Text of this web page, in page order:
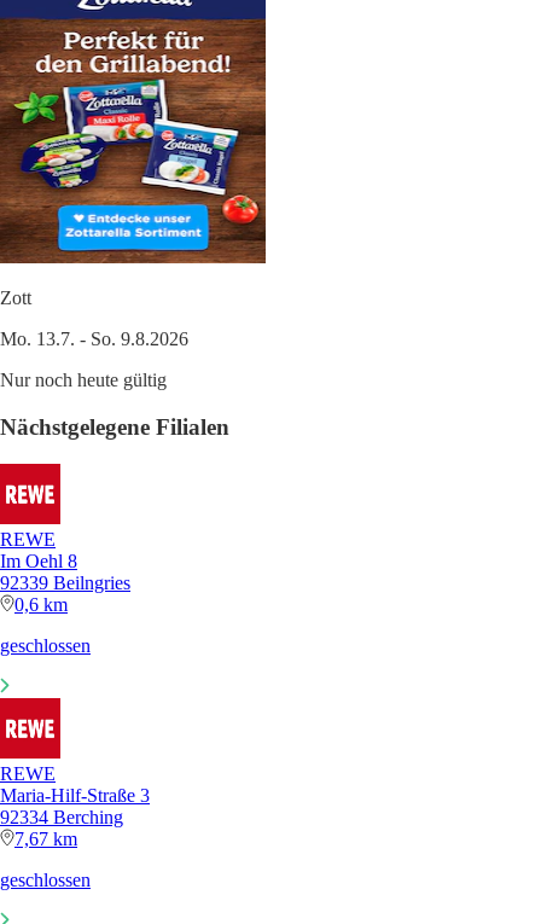
Zott
Mo. 13.7. - So. 9.8.2026
Nur noch heute gültig
Nächstgelegene Filialen
REWE
Im Oehl 8
92339 Beilngries
0,6 km
geschlossen
REWE
Maria-Hilf-Straße 3
92334 Berching
7,67 km
geschlossen